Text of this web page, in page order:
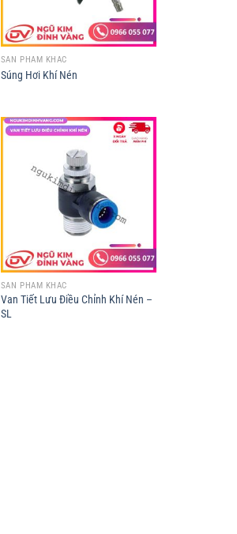
SẢN PHẨM KHÁC
Súng Hơi Khí Nén
SẢN PHẨM KHÁC
Van Tiết Lưu Điều Chỉnh Khí Nén –
SL